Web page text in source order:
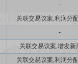
-
关联交易议案,利润分
-
关联交易议案,增发新
关联交易议案,利润分